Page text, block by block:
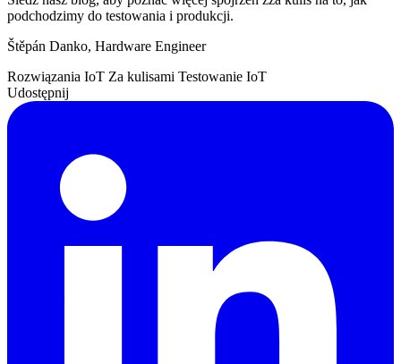
podchodzimy do testowania i produkcji.
Štěpán Danko, Hardware Engineer
Rozwiązania IoT Za kulisami Testowanie IoT
Udostępnij